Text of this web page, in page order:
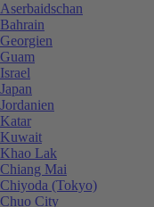
Aserbaidschan
Bahrain
Georgien
Guam
Israel
Japan
Jordanien
Katar
Kuwait
Khao Lak
Chiang Mai
Chiyoda (Tokyo)
Chuo City